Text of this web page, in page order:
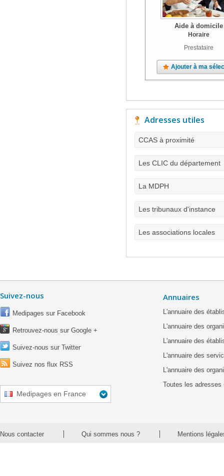
Aide à domicile
Horaire
Prestataire
Ajouter à ma
Adresses utiles
CCAS à proximité
Les CLIC du département
La MDPH
Les tribunaux d'instance
Les associations locales
Suivez-nous
Medipages sur Facebook
Retrouvez-nous sur Google +
Suivez-nous sur Twitter
Suivez nos flux RSS
Medipages en France
Annuaires
L'annuaire des
L'annuaire des
L'annuaire des
L'annuaire des
L'annuaire des
Toutes les adresses
Nous contacter Qui sommes nous ? Mentions